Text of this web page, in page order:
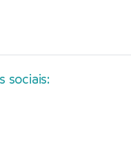
sociais: